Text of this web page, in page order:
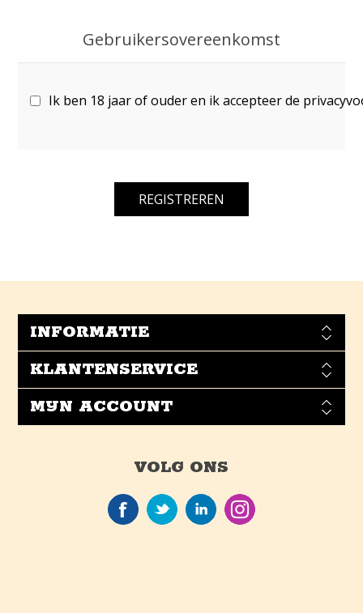
Gebruikersovereenkomst
Ik ben 18 jaar of ouder en ik accepteer de
INFORMATIE
KLANTENSERVICE
MIJN ACCOUNT
VOLG ONS